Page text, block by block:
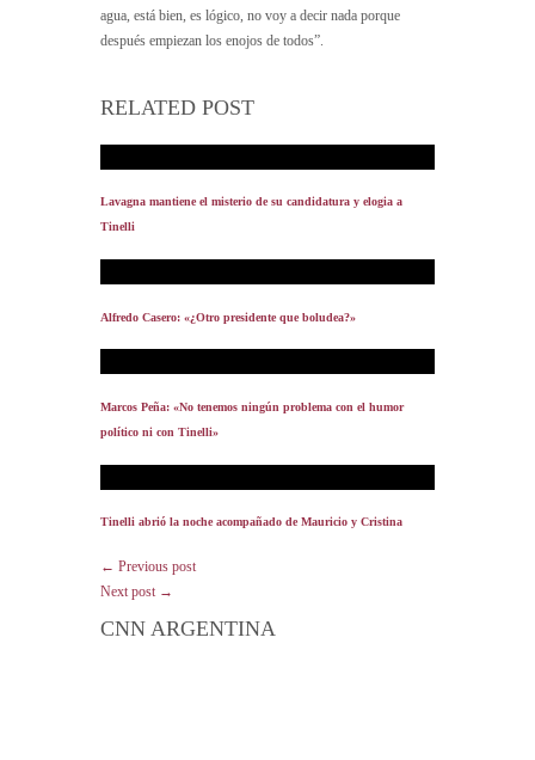
agua, está bien, es lógico, no voy a decir nada porque
después empiezan los enojos de todos”.
RELATED POST
Lavagna mantiene el misterio de su candidatura y elogia a
Tinelli
Alfredo Casero: «¿Otro presidente que boludea?»
Marcos Peña: «No tenemos ningún problema con el humor
político ni con Tinelli»
Tinelli abrió la noche acompañado de Mauricio y Cristina
← Previous post
Next post →
CNN ARGENTINA